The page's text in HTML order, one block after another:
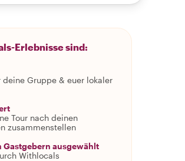
Erlebnisse sind:
deine Gruppe & euer lokaler
Tour nach deinen
zusammenstellen
Gastgebern ausgewählt
Withlocals